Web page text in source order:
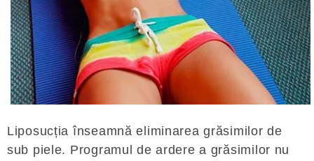
Liposucția înseamnă eliminarea grăsimilor de
sub piele. Programul de ardere a grăsimilor nu